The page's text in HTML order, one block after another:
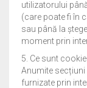
utilizatorului
(care poate fi în
sau până la
moment prin
5. Ce sunt
Anumite secțiuni
furnizate prin